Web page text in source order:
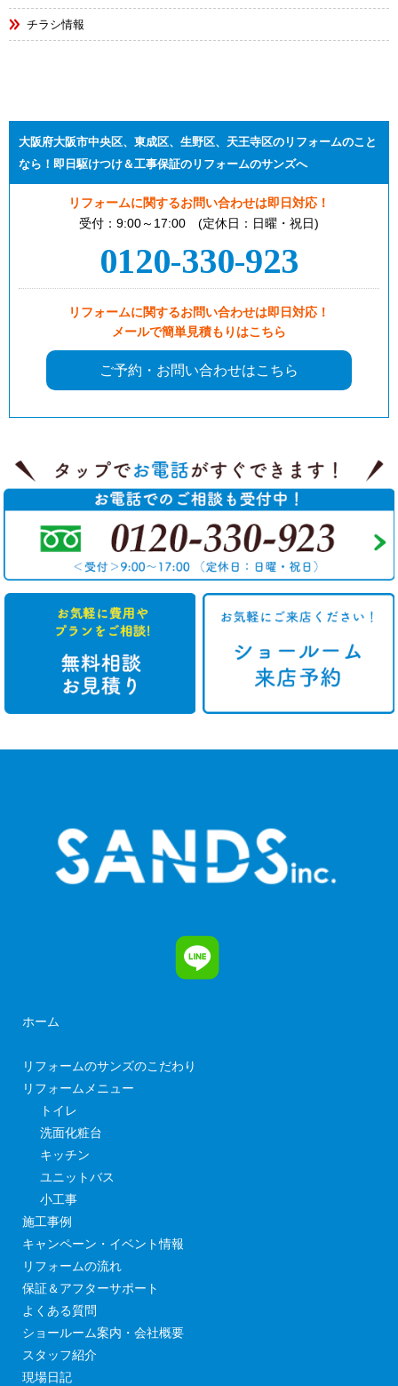
チラシ情報
大阪府大阪市中央区、東成区、生野区、天王寺区のリフォームのこと
なら！即日駆けつけ＆工事保証のリフォームのサンズへ
リフォームに関するお問い合わせは即日対応！
受付：9:00～17:00 (定休日：日曜・祝日)
0120-330-923
リフォームに関するお問い合わせは即日対応！
メールで簡単見積もりはこちら
ご予約・お問い合わせはこちら
ホーム
リフォームのサンズのこだわり
リフォームメニュー
トイレ
洗面化粧台
キッチン
ユニットバス
小工事
施工事例
キャンペーン・イベント情報
リフォームの流れ
保証＆アフターサポート
よくある質問
ショールーム案内・会社概要
スタッフ紹介
現場日記